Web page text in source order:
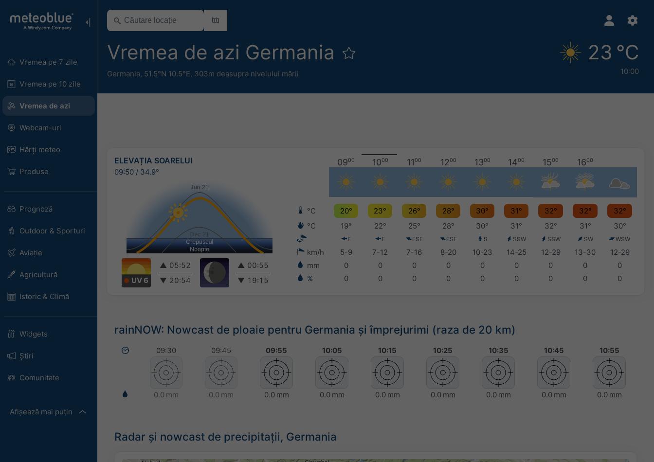
Vremea pe 7 zile
Vremea pe 10 zile
Vremea de azi
Webcam-uri
Hărți meteo
Produse
Prognoză
Outdoor & Sporturi
Aviație
Agricultură
Istoric & Climă
Widgets
Știri
Comunitate
Afișează mai puțin
Vremea de azi Germania
Germania, 51.5°N 10.5°E, 303m deasupra nivelului mării
23 °C
10:00
ELEVAȚIA SOARELUI
09:50 / 34.9°
UV 6
▲ 05:52
▼ 20:54
▲ 00:55
▼ 19:15
0900 1000 1100 1200 1300 1400 1500 1600
°C 20° 23° 26° 28° 30° 31° 32° 32°
32°
°C
19° 22° 25° 28° 30° 31° 32° 31° 30°
E E ESE ESE S SSW SSW SW WSW
km/h 5-9 7-12 7-16 8-20 10-23 14-25 12-29 13-30
12-29
mm
0 0 0 0 0 0 0 0
0
%
0 0 0 0 0 0 0 0 0
rainNOW: Nowcast de ploaie pentru Germania și împrejurimi (raza de 20 km)
09:30 09:45 09:55 10:05 10:15 10:25 10:35 10:45 10:55
0.0 mm 0.0 mm 0.0 mm 0.0 mm 0.0 mm 0.0 mm 0.0 mm 0.0 mm 0.0 mm
Radar și nowcast de precipitații, Germania